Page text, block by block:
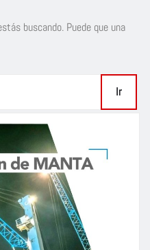
buscando. Puede que una
Ir